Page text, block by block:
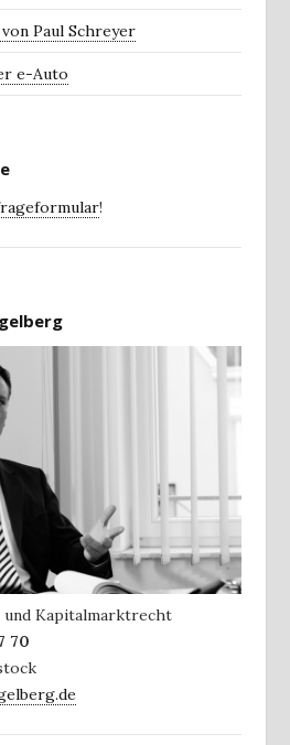
Paul Schreyer
e-Auto
!
und Kapitalmarktrecht
70